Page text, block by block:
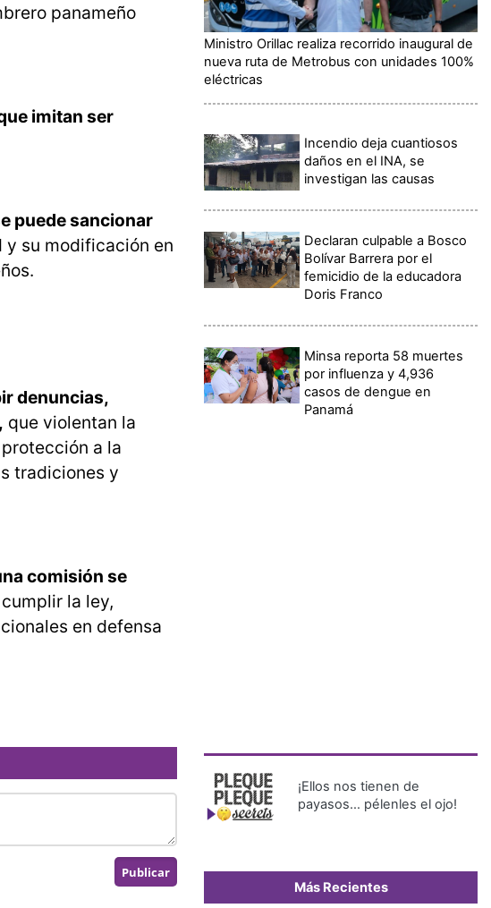
panameño
imitan ser
puede sancionar
y su modificación en
denuncias,
que violentan la
a la
tradiciones y
comisión se
la ley,
en defensa
Ministro Orillac realiza recorrido inaugural de
nueva ruta de Metrobus con unidades 100%
eléctricas
Incendio deja cuantiosos
daños en el INA, se
investigan las causas
Declaran culpable a Bosco
Bolívar Barrera por el
femicidio de la educadora
Doris Franco
Minsa reporta 58 muertes
por influenza y 4,936
casos de dengue en
Panamá
¡Ellos nos tienen de
payasos… pélenles el ojo!
Más Recientes